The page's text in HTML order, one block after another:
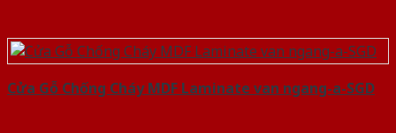
Cửa Gỗ Chống Cháy MDF Laminate van ngang-a-SGD